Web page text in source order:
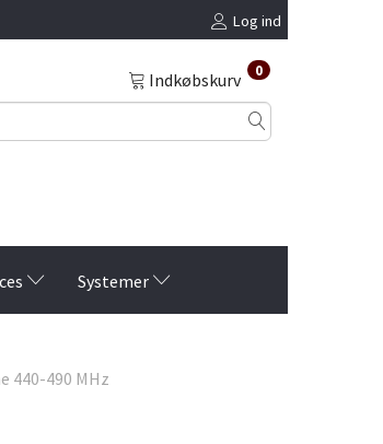
Log ind
Indkøbskurv 0
Systemer
440-490 MHz